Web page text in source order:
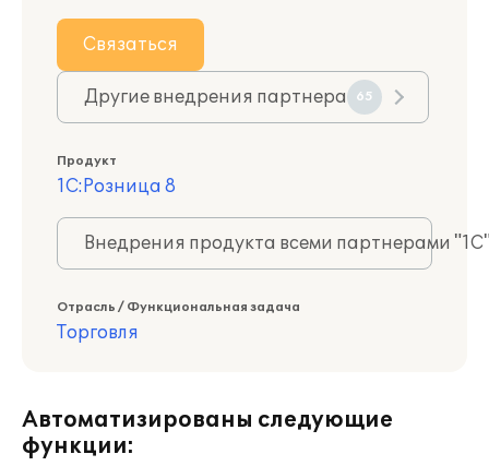
Связаться
Другие внедрения партнера 65
Продукт
1С:Розница 8
Внедрения продукта всеми партнерами
Отрасль / Функциональная задача
Торговля
Автоматизированы следующие
функции: